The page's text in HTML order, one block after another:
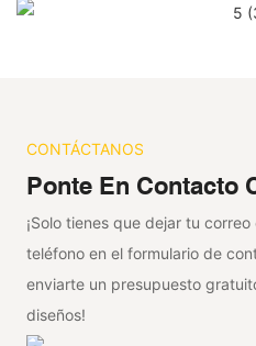
CONTÁCTANOS
Ponte En Contacto
¡Solo tienes que dejar tu
teléfono en el formulario de
enviarte un presupuesto
diseños!